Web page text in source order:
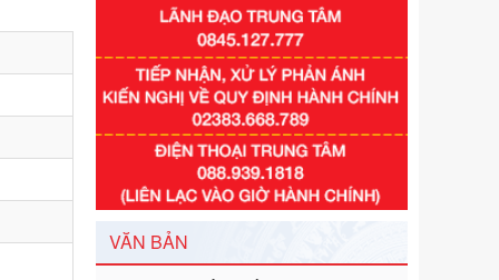
VĂN BẢN
Số kí hiệu:351/2025/NĐ-CP
Tên: Nghị định số 351/2025/NĐ-CP
của Chính phủ: Quy định chuẩn
2026 - 2030
Ngày ban hành: 29/12/2026